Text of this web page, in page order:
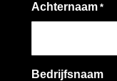
Achternaam *
Bedrijfsnaam